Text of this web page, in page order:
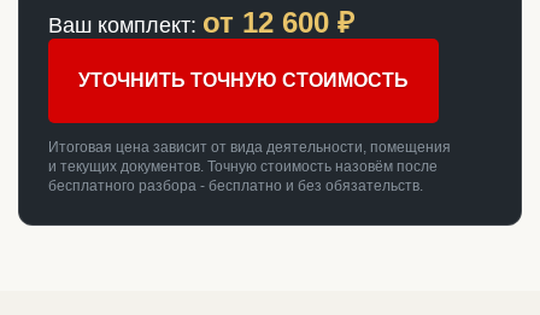
Ваш комплект: от 12 600 ₽
УТОЧНИТЬ ТОЧНУЮ СТОИМОСТЬ
Итоговая цена зависит от вида деятельности, помещения
и текущих документов. Точную стоимость назовём после
бесплатного разбора - бесплатно и без обязательств.